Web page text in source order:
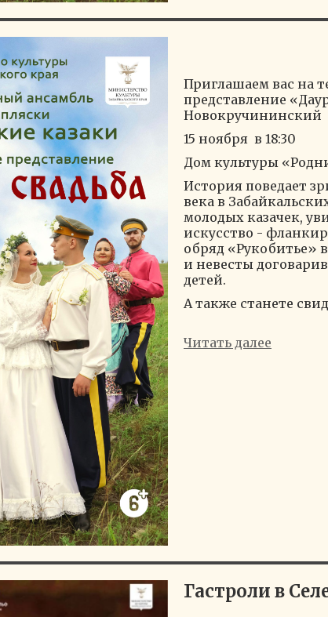
Приглашаем вас на
представление
Новокручининский
15 ноября в 18:30
Дом культуры
История поведает
века в
молодых казачек,
искусство -
обряд «Рукобитье»
и невесты
детей.
А также станете
Читать далее
Гастроли в